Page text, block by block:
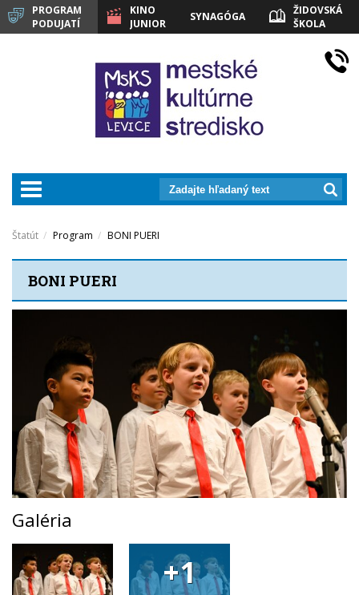
PROGRAM
PODUJATÍ
KINO
JUNIOR
SYNAGÓGA
ŽIDOVSKÁ
ŠKOLA
LEVICE
prepnut_navigaciu
Štatút Program BONI PUERI
BONI PUERI
Galéria
+1